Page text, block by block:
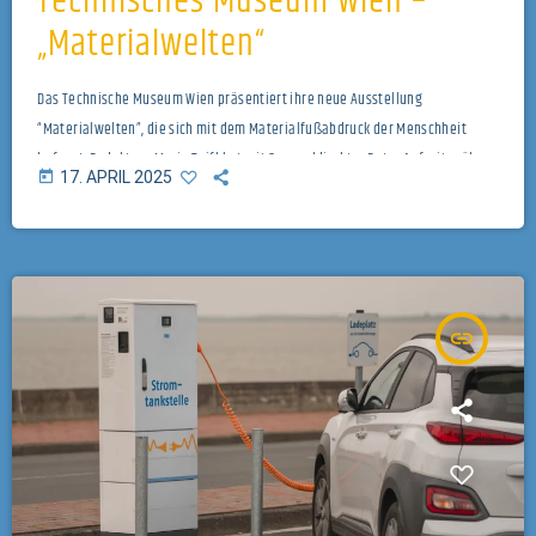
„Materialwelten“
Das Technische Museum Wien präsentiert ihre neue Ausstellung
“Materialwelten”, die sich mit dem Materialfußabdruck der Menschheit
befasst. Redakteur Mario Toifl hat mit Generaldirektor Peter Aufreiter über
die Ausstellung und Ihre Stücke gesprochen. Titelbild von Technisches
today 17. APRIL 2025
insert_link